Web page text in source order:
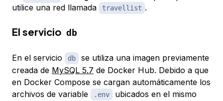
utilice una red llamada
travellist .
El servicio db
En el servicio db
se utiliza una imagen previamente
creada de MySQL 5.7 de Docker Hub. Debido a que
en Docker Compose se cargan automáticamente los
archivos de variable
.env ubicados en el mismo